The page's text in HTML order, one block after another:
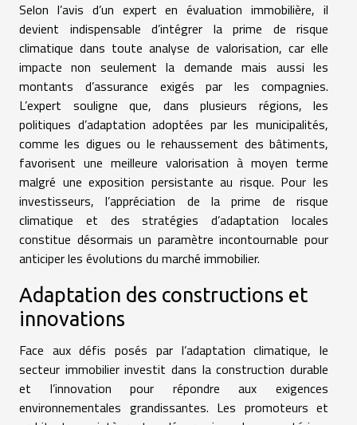
Selon l’avis d’un expert en évaluation immobilière, il
devient indispensable d’intégrer la prime de risque
climatique dans toute analyse de valorisation, car elle
impacte non seulement la demande mais aussi les
montants d’assurance exigés par les compagnies.
L’expert souligne que, dans plusieurs régions, les
politiques d’adaptation adoptées par les municipalités,
comme les digues ou le rehaussement des bâtiments,
favorisent une meilleure valorisation à moyen terme
malgré une exposition persistante au risque. Pour les
investisseurs, l’appréciation de la prime de risque
climatique et des stratégies d’adaptation locales
constitue désormais un paramètre incontournable pour
anticiper les évolutions du marché immobilier.
Adaptation des constructions et
innovations
Face aux défis posés par l’adaptation climatique, le
secteur immobilier investit dans la construction durable
et l’innovation pour répondre aux exigences
environnementales grandissantes. Les promoteurs et